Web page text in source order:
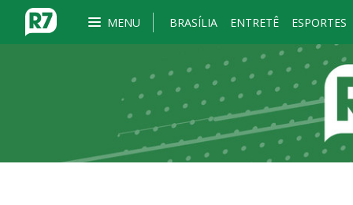
MENU BRASÍLIA ENTRETÊ ESPORTES